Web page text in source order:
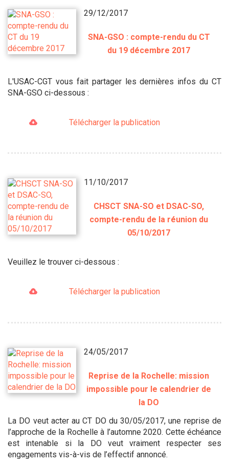
29/12/2017
SNA-GSO : compte-rendu du CT
du 19 décembre 2017
L'USAC-CGT vous fait partager les dernières infos du CT
SNA-GSO ci-dessous :
Télécharger la publication
11/10/2017
CHSCT SNA-SO et DSAC-SO,
compte-rendu de la réunion du
05/10/2017
Veuillez le trouver ci-dessous :
Télécharger la publication
24/05/2017
Reprise de la Rochelle: mission
impossible pour le calendrier de
la DO
La DO veut acter au CT DO du 30/05/2017, une reprise de
l’approche de la Rochelle à l’automne 2020. Cette échéance
est intenable si la DO veut vraiment respecter ses
engagements vis-à-vis de l’effectif annoncé.